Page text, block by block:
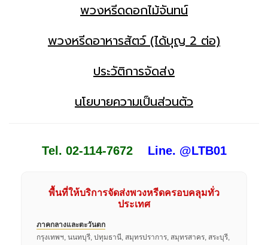
พวงหรีดดอกไม้จันทน์
พวงหรีดอาหารสัตว์ (ได้บุญ 2 ต่อ)
ประวัติการจัดส่ง
นโยบายความเป็นส่วนตัว
Tel. 02-114-7672 Line. @LTB01
พื้นที่ให้บริการจัดส่งพวงหรีดครอบคลุมทั่ว
ประเทศ
ภาคกลางและตะวันตก
กรุงเทพฯ, นนทบุรี, ปทุมธานี, สมุทรปราการ, สมุทรสาคร, สระบุรี,